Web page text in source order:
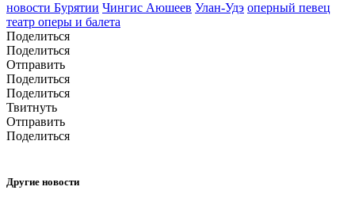
новости Бурятии Чингис Аюшеев Улан-Удэ оперный певец
театр оперы и балета
Поделиться
Поделиться
Отправить
Поделиться
Поделиться
Твитнуть
Отправить
Поделиться
Другие новости